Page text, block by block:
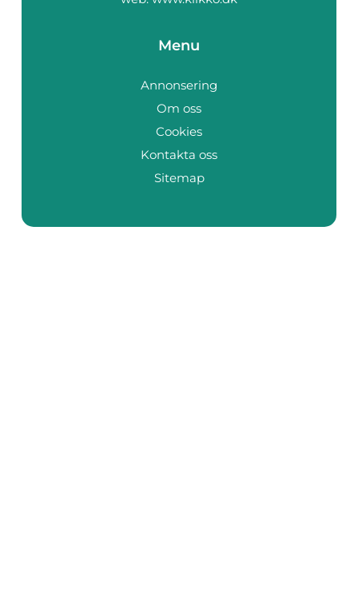
Menu
Annonsering
Om oss
Cookies
Kontakta oss
Sitemap